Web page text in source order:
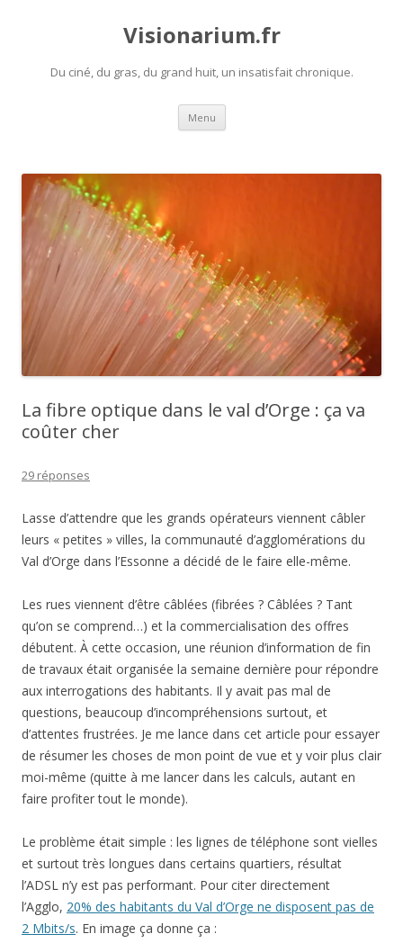
Visionarium.fr
Du ciné, du gras, du grand huit, un insatisfait chronique.
Menu Aller
contenu
La fibre optique dans le val d’Orge : ça va
coûter cher
29 réponses
Lasse d’attendre que les grands opérateurs viennent câbler
leurs « petites » villes, la communauté d’agglomérations du
Val d’Orge dans l’Essonne a décidé de le faire elle-même.
Les rues viennent d’être câblées (fibrées ? Câblées ? Tant
qu’on se comprend…) et la commercialisation des offres
débutent. À cette occasion, une réunion d’information de fin
de travaux était organisée la semaine dernière pour répondre
aux interrogations des habitants. Il y avait pas mal de
questions, beaucoup d’incompréhensions surtout, et
d’attentes frustrées. Je me lance dans cet article pour essayer
de résumer les choses de mon point de vue et y voir plus clair
moi-même (quitte à me lancer dans les calculs, autant en
faire profiter tout le monde).
Le problème était simple : les lignes de téléphone sont vielles
et surtout très longues dans certains quartiers, résultat
l’ADSL n’y est pas performant. Pour citer directement
l’Agglo, 20% des habitants du Val d’Orge ne disposent pas de
2 Mbits/s. En image ça donne ça :